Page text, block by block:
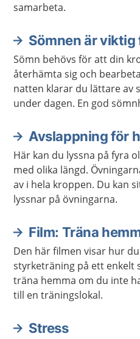
samarbeta.
Sömnen är viktig
Sömn behövs för att din
återhämta sig och
natten klarar du lättare av
under dagen. En god
Avslappning för
Här kan du lyssna på fyra
med olika längd.
av i hela kroppen. Du kan
lyssnar på övningarna.
Film: Träna
Den här filmen visar hur
styrketräning på ett enkelt
träna hemma om du inte
till en träningslokal.
Stress